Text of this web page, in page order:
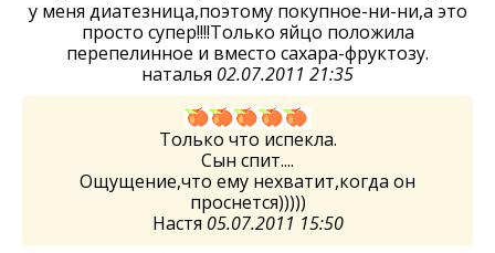
у меня диатезница,поэтому покупное-ни-ни,а это
просто супер!!!!Только яйцо положила
перепелинное и вместо сахара-фруктозу.
наталья 02.07.2011 21:35
Только что испекла.
Сын спит....
Ощущение,что ему нехватит,когда он
проснется)))))
Настя 05.07.2011 15:50